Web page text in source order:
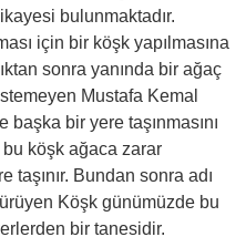
bulunmaktadır.
için bir köşk yapılmasına
sonra yanında bir ağaç
Mustafa Kemal
bir yere taşınmasını
bu köşk ağaca zarar
Bundan sonra adı
Köşk günümüzde bu
bir tanesidir.